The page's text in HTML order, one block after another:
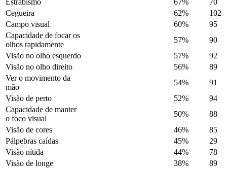
Cegueira
62%
102
Campo visual
60%
95
Capacidade de focar os
olhos rapidamente
57%
90
Visão no olho esquerdo
57%
92
Visão no olho direito
56%
89
Ver o movimento da
mão
54%
91
Visão de perto
52%
94
Capacidade de manter
o foco visual
50%
88
Visão de cores
46%
85
Pálpebras caídas
45%
29
Visão nítida
44%
78
Visão de longe
38%
89